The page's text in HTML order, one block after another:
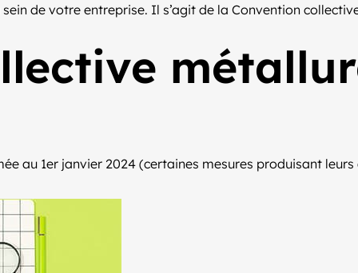
de votre entreprise. Il s’agit de la Convention
au 1er janvier 2024 (certaines mesures produisant